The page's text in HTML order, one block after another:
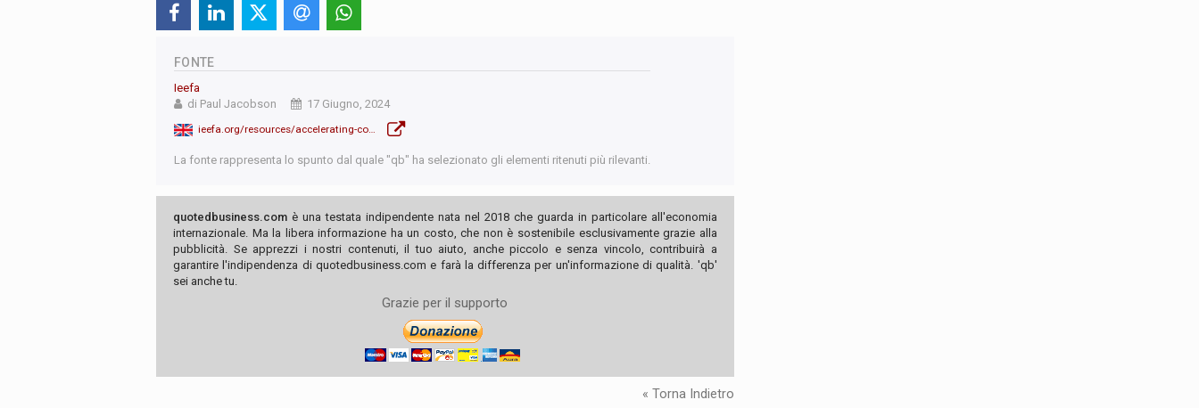
FONTE
Ieefa
di Paul Jacobson
17 Giugno, 2024
ieefa.org/resources/accelerating-coal-clean-transition
La fonte rappresenta lo spunto dal quale "qb" ha selezionato gli elementi ritenuti più rilevanti.
quotedbusiness.com è una testata indipendente nata nel 2018 che guarda in particolare all'economia
internazionale. Ma la libera informazione ha un costo, che non è sostenibile esclusivamente grazie alla
pubblicità. Se apprezzi i nostri contenuti, il tuo aiuto, anche piccolo e senza vincolo, contribuirà a
garantire l'indipendenza di quotedbusiness.com e farà la differenza per un'informazione di qualità. 'qb'
sei anche tu.
Grazie per il supporto
« Torna Indietro